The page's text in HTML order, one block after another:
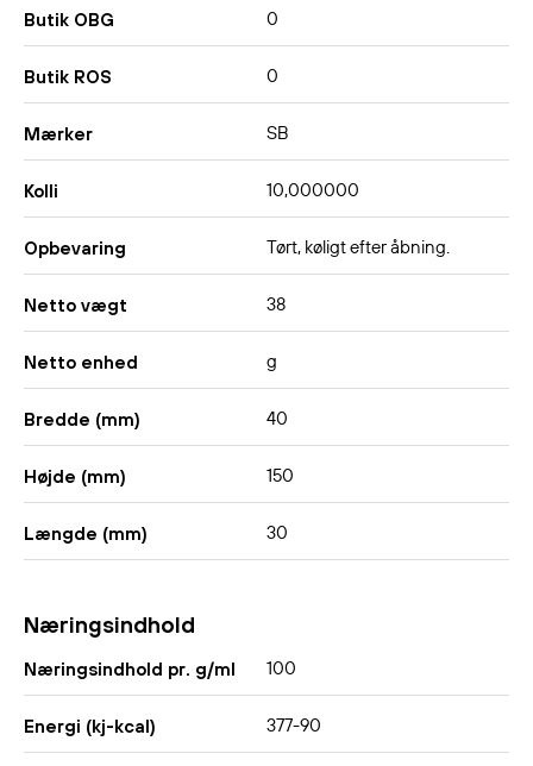
Butik OBG 0
Butik ROS 0
Mærker SB
Kolli 10,000000
Opbevaring Tørt, køligt efter åbning.
Netto vægt 38
Netto enhed g
Bredde (mm) 40
Højde (mm) 150
Længde (mm) 30
Næringsindhold
Næringsindhold pr. g/ml 100
Energi (kj-kcal) 377-90